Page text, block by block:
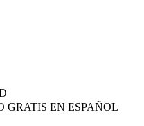
GRATIS EN ESPAÑOL